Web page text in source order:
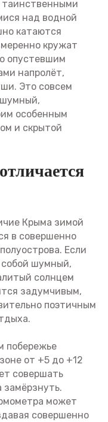
таинственными
над водной
катаются
кружат
опустевшим
напролёт,
Это совсем
особенным
и скрытой
Крыма зимой
в совершенно
Если
собой шумный,
солнцем
задумчивым,
поэтичным
побережье
от +5 до +12
совершать
замёрзнуть.
может
совершенно